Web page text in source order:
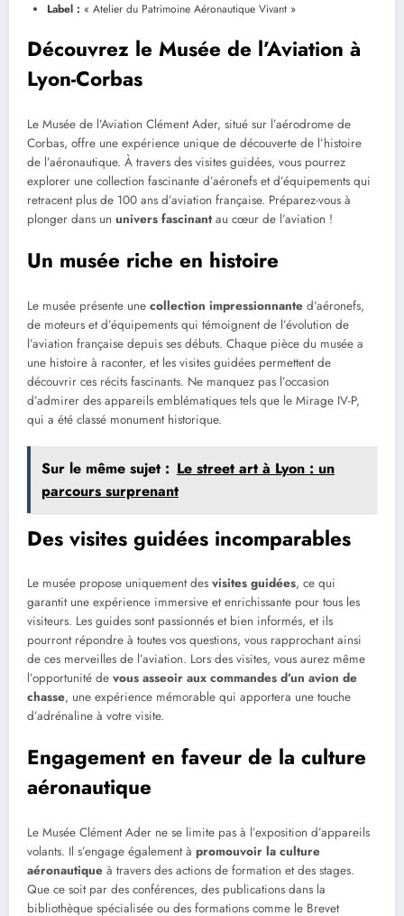
Label : « Atelier du Patrimoine Aéronautique Vivant »
Découvrez le Musée de l’Aviation à
Lyon-Corbas
Le Musée de l’Aviation Clément Ader, situé sur l’aérodrome de
Corbas, offre une expérience unique de découverte de l’histoire
de l’aéronautique. À travers des visites guidées, vous pourrez
explorer une collection fascinante d’aéronefs et d’équipements qui
retracent plus de 100 ans d’aviation française. Préparez-vous à
plonger dans un univers fascinantau cœur de l’aviation !
Un musée riche en histoire
Le musée présente une collection impressionnante d’aéronefs,
de moteurs et d’équipements qui témoignent de l’évolution de
l’aviation française depuis ses débuts. Chaque pièce du musée a
une histoire à raconter, et les visites guidées permettent de
découvrir ces récits fascinants. Ne manquez pas l’occasion
d’admirer des appareils emblématiques tels que le Mirage IV-P,
qui a été classé monument historique.
Sur le même sujet : Le street art à Lyon : un
parcours surprenant
Des visites guidées incomparables
Le musée propose uniquement des visites guidées, ce qui
garantit une expérience immersive et enrichissante pour tous les
visiteurs. Les guides sont passionnés et bien informés, et ils
pourront répondre à toutes vos questions, vous rapprochant ainsi
de ces merveilles de l’aviation. Lors des visites, vous aurez même
l’opportunité de vous asseoir aux commandes d’un avion de
chasse, une expérience mémorable qui apportera une touche
d’adrénaline à votre visite.
Engagement en faveur de la culture
aéronautique
Le Musée Clément Ader ne se limite pas à l’exposition d’appareils
volants. Il s’engage également à promouvoir la culture
aéronautique à travers des actions de formation et des stages.
Que ce soit par des conférences, des publications dans la
bibliothèque spécialisée ou des formations comme le Brevet